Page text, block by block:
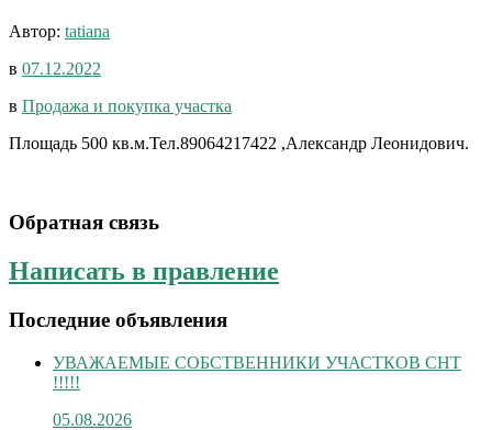
Автор: tatiana
в 07.12.2022
в Продажа и покупка участка
Площадь 500 кв.м.Тел.89064217422 ,Александр Леонидович.
Обратная связь
Написать в правление
Последние объявления
УВАЖАЕМЫЕ СОБСТВЕННИКИ УЧАСТКОВ СНТ
!!!!!
05.08.2026